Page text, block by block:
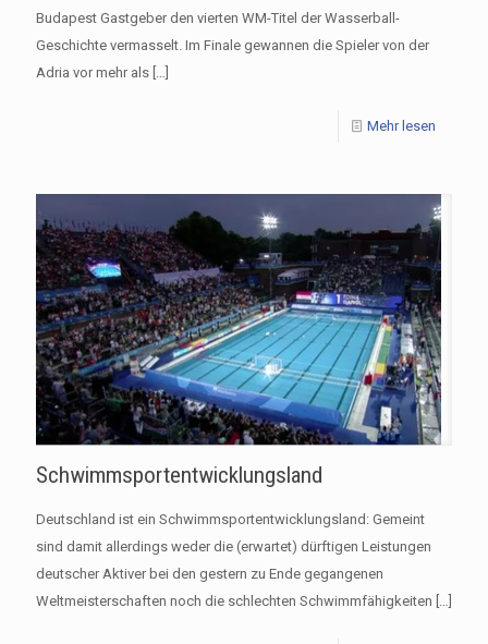
Budapest Gastgeber den vierten WM-Titel der Wasserball-
Geschichte vermasselt. Im Finale gewannen die Spieler von der
Adria vor mehr als
Mehr lesen
Schwimmsportentwicklungsland
Deutschland ist ein Schwimmsportentwicklungsland: Gemeint
sind damit allerdings weder die (erwartet) dürftigen Leistungen
deutscher Aktiver bei den gestern zu Ende gegangenen
Weltmeisterschaften noch die schlechten Schwimmfähigkeiten